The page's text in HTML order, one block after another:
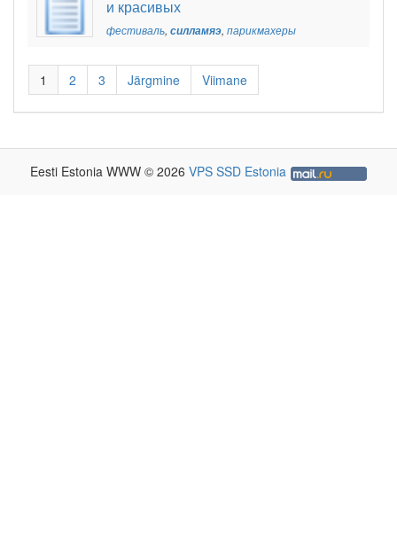
и красивых
фестиваль, силламяэ, парикмахеры
1 2 3 Järgmine Viimane
Eesti Estonia WWW © 2026 VPS SSD Estonia